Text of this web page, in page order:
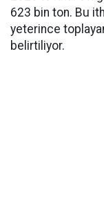
623 bin ton. Bu
yeterince
belirtiliyor.